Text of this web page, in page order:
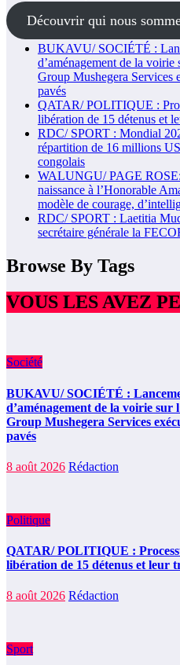
Découvrir qui nous
BUKAVU/ SOCIÉTÉ :
d’aménagement de la
Group Mushegera Services
pavés
QATAR/ POLITIQUE :
libération de 15 détenus et
RDC/ SPORT : Mondial
répartition de 16 millions
congolais
WALUNGU/ PAGE
naissance à l’Honorable
modèle de courage,
RDC/ SPORT : Laetitia
secrétaire générale la
Browse By Tags
VOUS LES AVEZ
Société
BUKAVU/ SOCIÉTÉ :
d’aménagement de la voirie sur
Group Mushegera Services
pavés
8 août 2026 Rédaction
Politique
QATAR/ POLITIQUE :
libération de 15 détenus et leur
8 août 2026 Rédaction
Sport